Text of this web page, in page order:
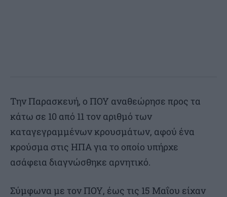
Την Παρασκευή, ο ΠΟΥ αναθεώρησε προς τα
κάτω σε 10 από 11 τον αριθμό των
καταγεγραμμένων κρουσμάτων, αφού ένα
κρούσμα στις ΗΠΑ για το οποίο υπήρχε
ασάφεια διαγνώσθηκε αρνητικό.
Σύμφωνα με τον ΠΟΥ, έως τις 15 Μαΐου είχαν